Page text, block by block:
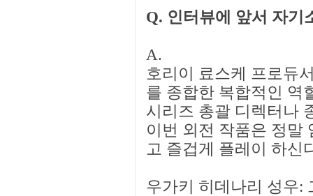
Q. 인터뷰에 앞서 자기
A.
호리이 료스케 프로듀
를 종합한 복합적인 역
시리즈 총괄 디렉터나
이번 외전 작품은 정말
고 즐겁게 플레이 하신
우가키 히데나리 성우: